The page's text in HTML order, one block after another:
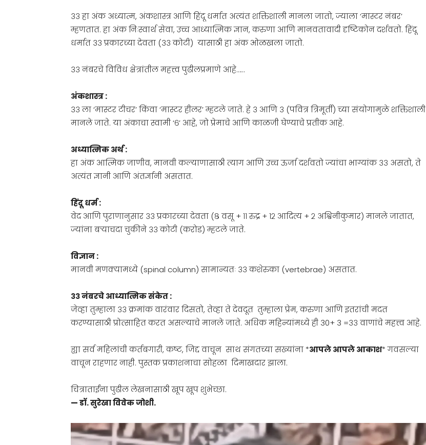
३३ हा अंक अध्यात्म, अंकशास्त्र आणि हिंदू धर्मात अत्यंत शक्तिशाली मानला जातो, ज्याला ‘मास्टर नंबर’
म्हणतात. हा अंक निःस्वार्थ सेवा, उच्च आध्यात्मिक ज्ञान, करुणा आणि मानवतावादी दृष्टिकोन दर्शवतो. हिंदू
धर्मात ३३ प्रकारच्या देवता (३३ कोटी) यासाठी हा अंक ओळखला जातो.
३३ नंबरचे विविध क्षेत्रांतील महत्त्व पुढीलप्रमाणे आहे……
अंकशास्त्र :
३३ ला ‘मास्टर टीचर’ किंवा ‘मास्टर हीलर’ म्हटले जाते. हे ३ आणि ३ (पवित्र त्रिमूर्ती) च्या संयोगामुळे शक्तिशाली
मानले जाते. या अंकाचा स्वामी ‘६’ आहे, जो प्रेमाचे आणि काळजी घेण्याचे प्रतीक आहे.
अध्यात्मिक अर्थ :
हा अंक आत्मिक जाणीव, मानवी कल्याणासाठी त्याग आणि उच्च ऊर्जा दर्शवतो ज्यांचा भाग्यांक ३३ असतो, ते
अत्यंत ज्ञानी आणि अंतर्ज्ञानी असतात.
हिंदू धर्म :
वेद आणि पुराणानुसार ३३ प्रकारच्या देवता (८ वसू + ११ रुद्र + १२ आदित्य + २ अश्विनीकुमार) मानले जातात,
ज्यांना बऱ्याचदा चुकीने ३३ कोटी (करोड) म्हटले जाते.
विज्ञान :
मानवी मणक्यामध्ये (spinal column) सामान्यतः ३३ कशेरुका (vertebrae) असतात.
३३ नंबरचे आध्यात्मिक संकेत :
जेव्हा तुम्हाला ३३ क्रमांक वारंवार दिसतो, तेव्हा ते देवदूत तुम्हाला प्रेम, करुणा आणि इतरांची मदत
करण्यासाठी प्रोत्साहित करत असल्याचे मानले जाते. अधिक महिन्यांमध्ये ही 30+ 3 =३३ वाणांचे महत्त्व आहे.
ह्या सर्व महिलांची कर्तबगारी, कष्ट, जिद्द वाचून साथ संगतच्या सख्यांना *आपले आपले आकाश* गवसल्या
वाचून राहणार नाही. पुस्तक प्रकाशनाचा सोहळा दिमाखदार झाला.
चित्राताईंना पुढील लेखनासाठी खूप खूप शुभेच्छा.
— डॉ. सुरेखा विवेक जोशी.